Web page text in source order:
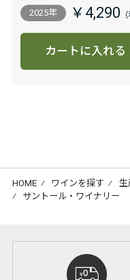
2025年 ￥4,290
カートに入れる
HOME ⁄ ワインを探す ⁄
⁄ サントール・ワイナリー